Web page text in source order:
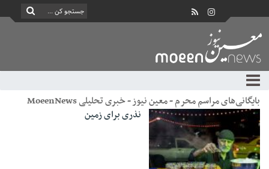
بایگانی‌های مراسم محرم - معین نیوز - خبری تحلیلی MoeenNews
نذری برای زمین